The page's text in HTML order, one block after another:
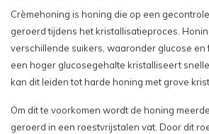
Crèmehoning is honing die op een
geroerd tijdens het kristallisatieproces.
verschillende suikers, waaronder glucose en
een hoger glucosegehalte kristalliseert
kan dit leiden tot harde honing met grove
Om dit te voorkomen wordt de honing
geroerd in een roestvrijstalen vat. Door dit